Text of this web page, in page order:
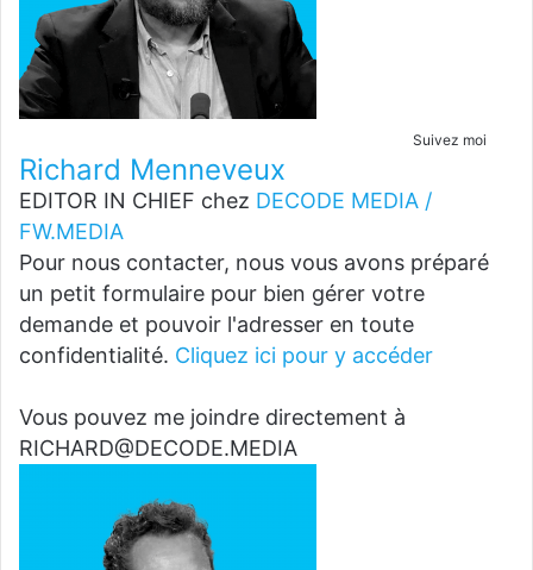
Suivez moi
Richard Menneveux
EDITOR IN CHIEF chez DECODE MEDIA /
FW.MEDIA
Pour nous contacter, nous vous avons préparé
un petit formulaire pour bien gérer votre
demande et pouvoir l'adresser en toute
confidentialité. Cliquez ici pour y accéder
Vous pouvez me joindre directement à
RICHARD@DECODE.MEDIA